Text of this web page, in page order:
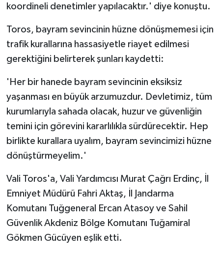
koordineli denetimler yapılacaktır.' diye konuştu.
Toros, bayram sevincinin hüzne dönüşmemesi için
trafik kurallarına hassasiyetle riayet edilmesi
gerektiğini belirterek şunları kaydetti:
'Her bir hanede bayram sevincinin eksiksiz
yaşanması en büyük arzumuzdur. Devletimiz, tüm
kurumlarıyla sahada olacak, huzur ve güvenliğin
temini için görevini kararlılıkla sürdürecektir. Hep
birlikte kurallara uyalım, bayram sevincimizi hüzne
dönüştürmeyelim.'
Vali Toros'a, Vali Yardımcısı Murat Çağrı Erdinç, İl
Emniyet Müdürü Fahri Aktaş, İl Jandarma
Komutanı Tuğgeneral Ercan Atasoy ve Sahil
Güvenlik Akdeniz Bölge Komutanı Tuğamiral
Gökmen Gücüyen eşlik etti.